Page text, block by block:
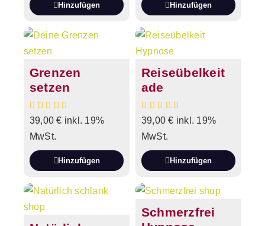
Hinzufügen Hinzufügen
Grenzen
setzen
39,00€ inkl. 19%
MwSt.
Hinzufügen
Reiseübelkeit
ade
39,00€ inkl. 19%
MwSt.
Hinzufügen
Schmerzfrei